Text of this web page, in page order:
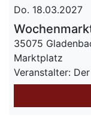
Do. 18.03.2027
35075
Marktplatz
Veranstalter: